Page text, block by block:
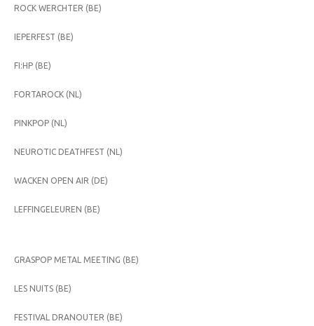
ROCK WERCHTER (BE)
IEPERFEST (BE)
FI:HP (BE)
FORTAROCK (NL)
PINKPOP (NL)
NEUROTIC DEATHFEST (NL)
WACKEN OPEN AIR (DE)
LEFFINGELEUREN (BE)
GRASPOP METAL MEETING (BE)
LES NUITS (BE)
FESTIVAL DRANOUTER (BE)